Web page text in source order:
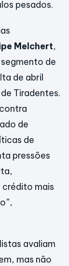
pesados.
Melchert,
de
de abril
Tiradentes.
de
de
pressões
mais
avaliam
mas não